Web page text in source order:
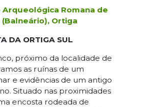
Arqueológica Romana de
Ortiga
DA ORTIGA SUL
próximo da localidade de
as ruínas de um
e evidências de um antigo
Situado nas proximidades
encosta rodeada de